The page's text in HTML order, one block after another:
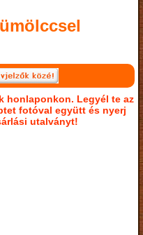
honlaponkon. Legyél te az
fotóval együtt és nyerj
utalványt!